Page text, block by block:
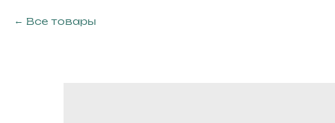
Все товары